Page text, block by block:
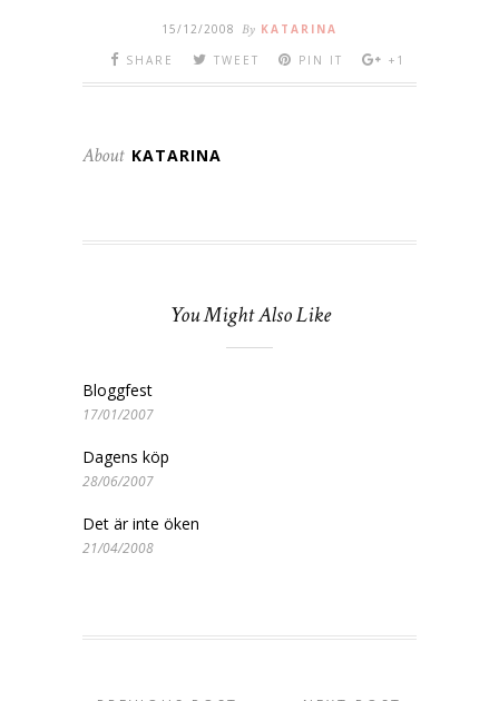
15/12/2008 By KATARINA
SHARE
TWEET PIN IT +1
About KATARINA
You Might Also Like
Bloggfest
17/01/2007
Dagens köp
28/06/2007
Det är inte öken
21/04/2008